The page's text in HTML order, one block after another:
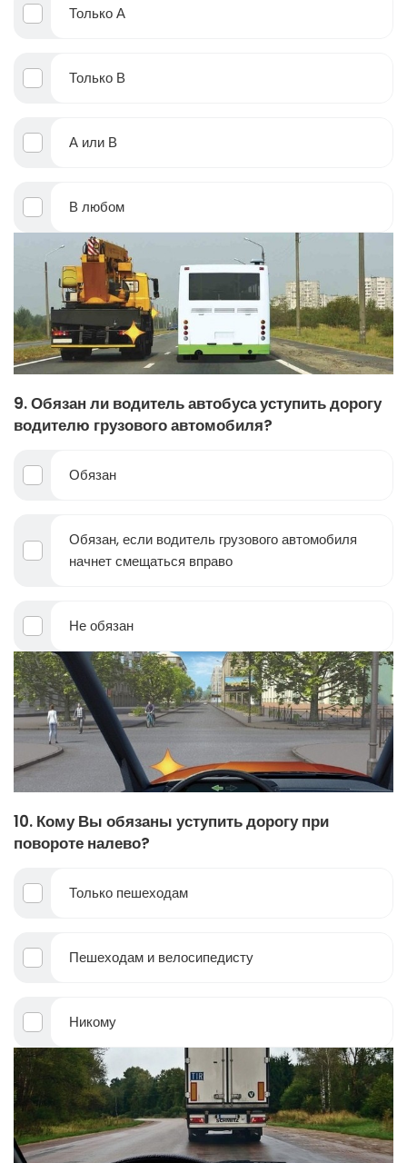
Только А
Только В
А или В
В любом
9. Обязан ли водитель автобуса уступить дорогу
водителю грузового автомобиля?
Обязан
Обязан, если водитель грузового автомобиля
начнет смещаться вправо
Не обязан
10. Кому Вы обязаны уступить дорогу при
повороте налево?
Только пешеходам
Пешеходам и велосипедисту
Никому